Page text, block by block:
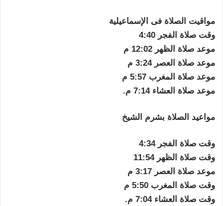
مواقيت الصلاة فى الإسماعيلية
وقت صلاة الفجر 4:40
موعد صلاة الظهر 12:02 م
موعد صلاة العصر 3:24 م
موعد صلاة المغرب 5:57 م
موعد صلاة العشاء 7:14 م.
مواعيد الصلاة بشرم الشيخ
وقت صلاة الفجر 4:34
وقت صلاة الظهر 11:54
موعد صلاة العصر 3:17 م
وقت صلاة المغرب 5:50 م
وقت صلاة العشاء 7:04 م.